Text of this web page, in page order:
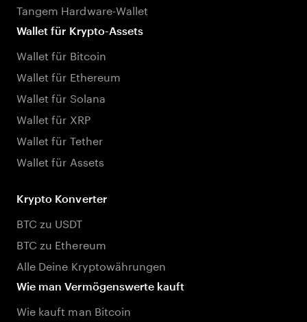
Tangem Hardware-Wallet
Wallet für Krypto-Assets
Wallet für Bitcoin
Wallet für Ethereum
Wallet für Solana
Wallet für XRP
Wallet für Tether
Wallet für Assets
Krypto Konverter
BTC zu USDT
BTC zu Ethereum
Alle Deine Kryptowährungen
Wie man Vermögenswerte kauft
Wie kauft man Bitcoin